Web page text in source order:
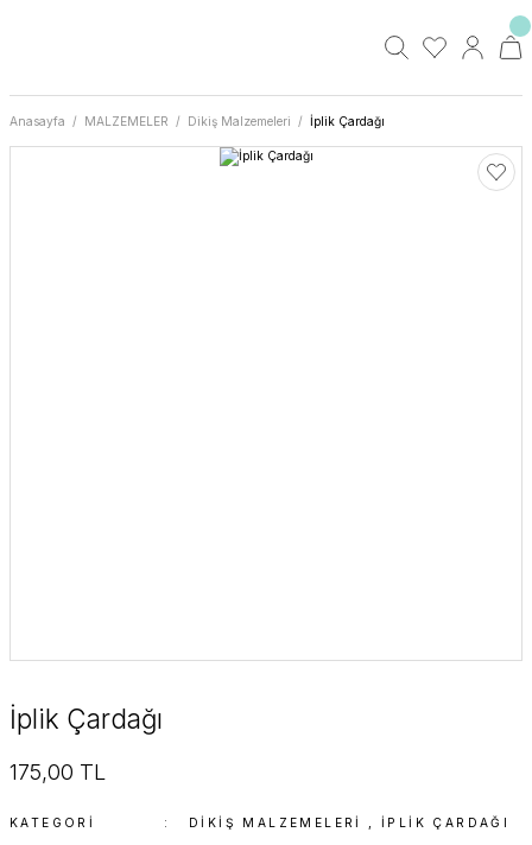
Anasayfa MALZEMELER Dikiş Malzemeleri İplik Çardağı
İplik Çardağı
175,00 TL
KATEGORI DIKIŞ MALZEMELERI İPLIK ÇARDAĞI